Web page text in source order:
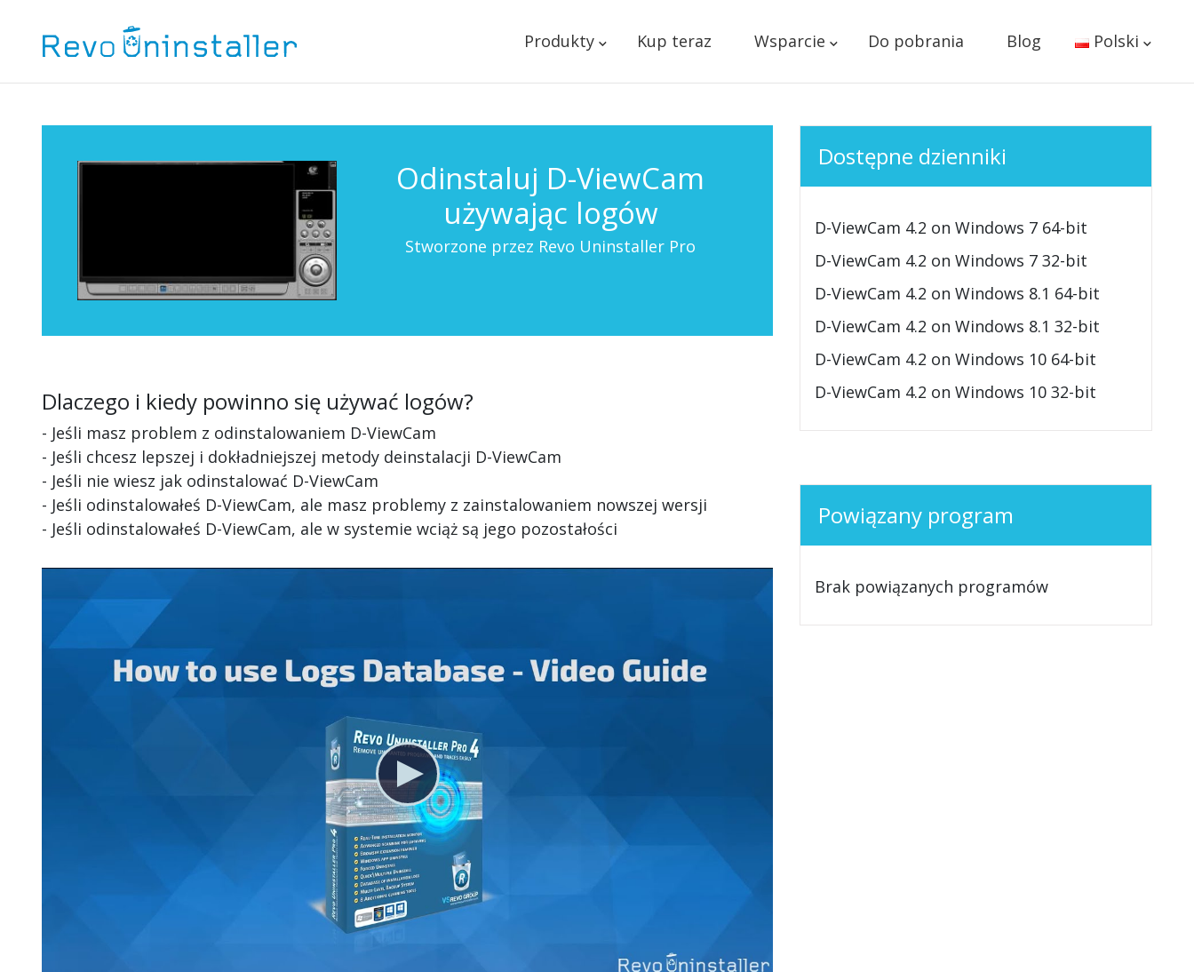
Produkty Kup teraz Wsparcie Do pobrania Blog Polski
Odinstaluj D-ViewCam
używając logów
Stworzone przez Revo Uninstaller Pro
Dlaczego i kiedy powinno się używać logów?
- Jeśli masz problem z odinstalowaniem D-ViewCam
- Jeśli chcesz lepszej i dokładniejszej metody deinstalacji D-ViewCam
- Jeśli nie wiesz jak odinstalować D-ViewCam
- Jeśli odinstalowałeś D-ViewCam, ale masz problemy z zainstalowaniem nowszej wersji
- Jeśli odinstalowałeś D-ViewCam, ale w systemie wciąż są jego pozostałości
Dostępne dzienniki
D-ViewCam 4.2 on Windows 7 64-bit
D-ViewCam 4.2 on Windows 7 32-bit
D-ViewCam 4.2 on Windows 8.1 64-bit
D-ViewCam 4.2 on Windows 8.1 32-bit
D-ViewCam 4.2 on Windows 10 64-bit
D-ViewCam 4.2 on Windows 10 32-bit
Powiązany program
Brak powiązanych programów